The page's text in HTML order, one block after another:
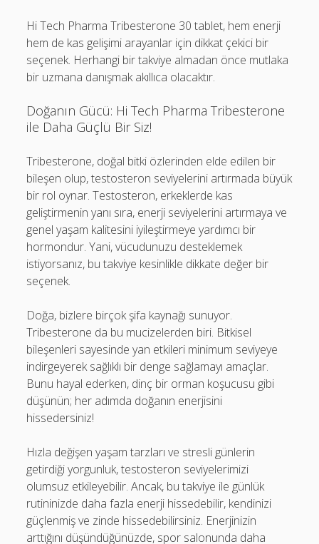
Hi Tech Pharma Tribesterone 30 tablet, hem enerji
hem de kas gelişimi arayanlar için dikkat çekici bir
seçenek. Herhangi bir takviye almadan önce mutlaka
bir uzmana danışmak akıllıca olacaktır.
Doğanın Gücü: Hi Tech Pharma Tribesterone
ile Daha Güçlü Bir Siz!
Tribesterone, doğal bitki özlerinden elde edilen bir
bileşen olup, testosteron seviyelerini artırmada büyük
bir rol oynar. Testosteron, erkeklerde kas
geliştirmenin yanı sıra, enerji seviyelerini artırmaya ve
genel yaşam kalitesini iyileştirmeye yardımcı bir
hormondur. Yani, vücudunuzu desteklemek
istiyorsanız, bu takviye kesinlikle dikkate değer bir
seçenek.
Doğa, bizlere birçok şifa kaynağı sunuyor.
Tribesterone da bu mucizelerden biri. Bitkisel
bileşenleri sayesinde yan etkileri minimum seviyeye
indirgeyerek sağlıklı bir denge sağlamayı amaçlar.
Bunu hayal ederken, dinç bir orman koşucusu gibi
düşünün; her adımda doğanın enerjisini
hissedersiniz!
Hızla değişen yaşam tarzları ve stresli günlerin
getirdiği yorgunluk, testosteron seviyelerimizi
olumsuz etkileyebilir. Ancak, bu takviye ile günlük
rutininizde daha fazla enerji hissedebilir, kendinizi
güçlenmiş ve zinde hissedebilirsiniz. Enerjinizin
arttığını düşündüğünüzde, spor salonunda daha